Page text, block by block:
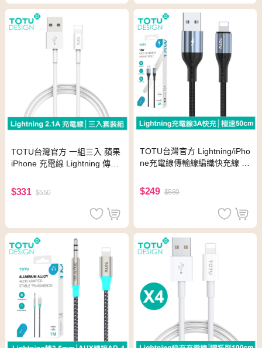
TOTU台灣官方 一組三入 蘋果
iPhone 充電線 Lightning 傳輸
$331 $550
TOTU台灣官方 Lightning/iPho
ne充電線傳輸線編織快充線 極
$249 $580